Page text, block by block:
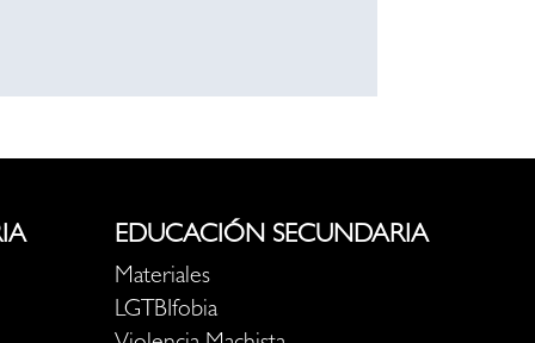
EDUCACIÓN SECUNDARIA
Materiales
LGTBIfobia